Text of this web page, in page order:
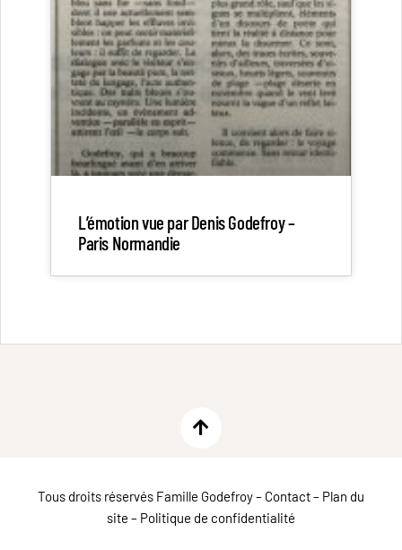
L’émotion vue par Denis Godefroy –
Paris Normandie
Tous droits réservés Famille Godefroy – Contact– Plan du
site – Politique de confidentialité